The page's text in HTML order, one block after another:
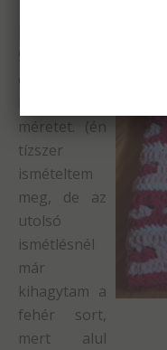
elérjük a
méretet. (én
tízszer
ismételtem
meg, de az
utolsó
ismétlésnél
már
kihagytam a
fehér sort,
mert alul